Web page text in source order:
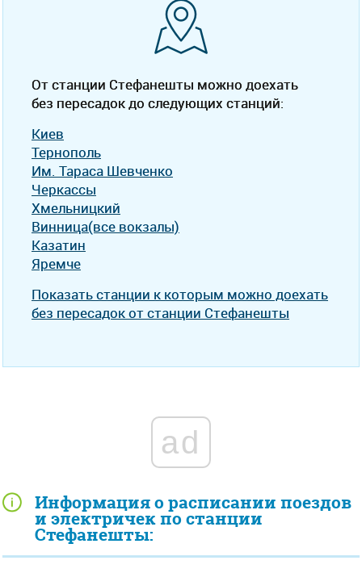
Информация о расписании поездов
и электричек по станции
Стефанешты:
От станции Стефанешты можно доехать
без пересадок до следующих станций:
Киев
Тернополь
Им. Тараса Шевченко
Черкассы
Хмельницкий
Винница(все вокзалы)
Казатин
Яремче
Показать станции к которым можно доехать
без пересадок от станции Стефанешты
ad